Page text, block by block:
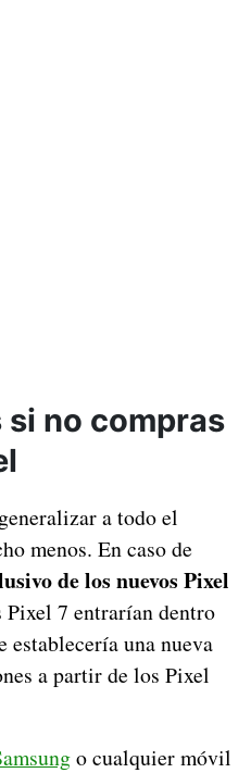
no compras
a todo el
menos. En caso de
de los nuevos Pixel
7 entrarían dentro
establecería una nueva
a partir de los Pixel
o cualquier móvil